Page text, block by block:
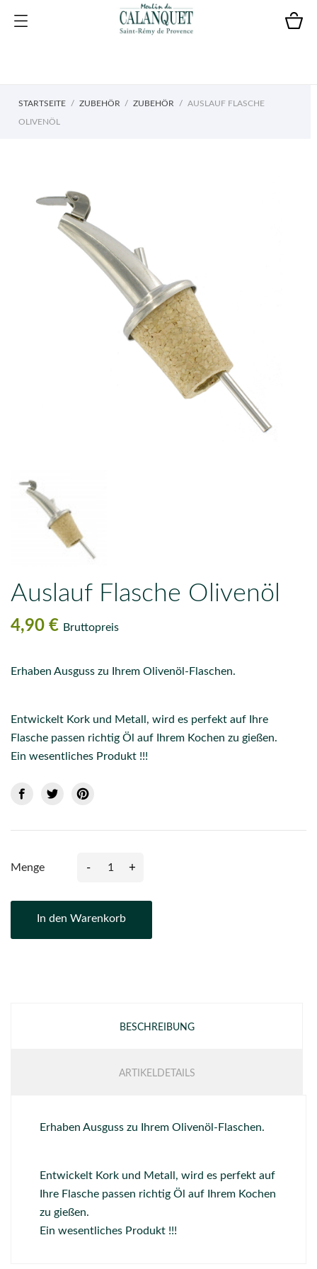
STARTSEITE ZUBEHÖR ZUBEHÖR AUSLAUF FLASCHE
OLIVENÖL
Auslauf Flasche Olivenöl
4,90 € Bruttopreis
Erhaben Ausguss zu Ihrem Olivenöl-Flaschen.
Entwickelt Kork und Metall, wird es perfekt auf Ihre
Flasche passen richtig Öl auf Ihrem Kochen zu gießen.
Ein wesentliches Produkt !!!
Menge - +
In den Warenkorb
BESCHREIBUNG
ARTIKELDETAILS
Erhaben Ausguss zu Ihrem Olivenöl-Flaschen.
Entwickelt Kork und Metall, wird es perfekt auf
Ihre Flasche passen richtig Öl auf Ihrem Kochen
zu gießen.
Ein wesentliches Produkt !!!